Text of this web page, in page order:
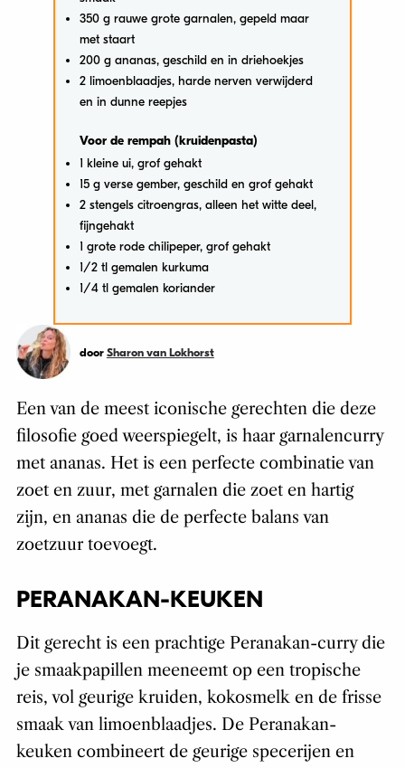
350 g rauwe grote garnalen, gepeld maar
met staart
200 g ananas, geschild en in driehoekjes
2 limoenblaadjes, harde nerven verwijderd
en in dunne reepjes
Voor de rempah (kruidenpasta)
1 kleine ui, grof gehakt
15 g verse gember, geschild en grof gehakt
2 stengels citroengras, alleen het witte deel,
fijngehakt
1 grote rode chilipeper, grof gehakt
1/2 tl gemalen kurkuma
1/4 tl gemalen koriander
door Sharon van Lokhorst
Een van de meest iconische gerechten die deze
filosofie goed weerspiegelt, is haar garnalencurry
met ananas. Het is een perfecte combinatie van
zoet en zuur, met garnalen die zoet en hartig
zijn, en ananas die de perfecte balans van
zoetzuur toevoegt.
PERANAKAN-KEUKEN
Dit gerecht is een prachtige Peranakan-curry die
je smaakpapillen meeneemt op een tropische
reis, vol geurige kruiden, kokosmelk en de frisse
smaak van limoenblaadjes. De Peranakan-
keuken combineert de geurige specerijen en